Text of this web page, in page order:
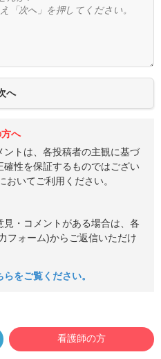
へ
トは、各投稿者の主観に基づ
確性を保証するものではござい
おいてご利用ください。
・コメントがある場合は、各
フォーム)からご返信いただけ
をご覧ください。
看護師の方